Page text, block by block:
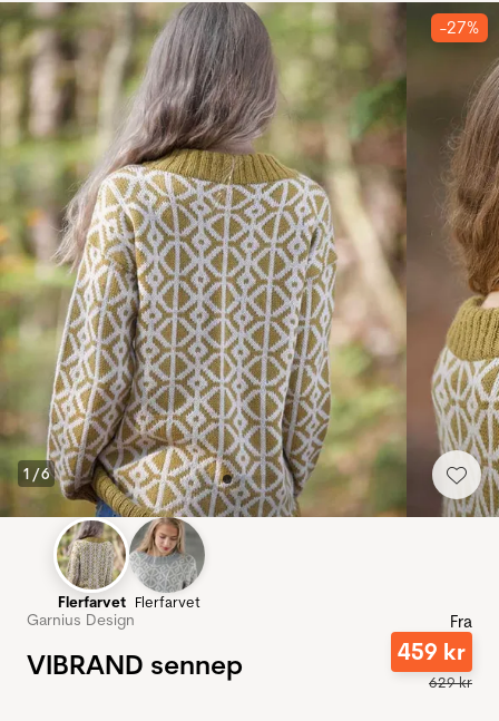
1 /6
-27%
Flerfarvet Flerfarvet
Garnius Design
VIBRAND sennep
Fra
459 kr
629kr